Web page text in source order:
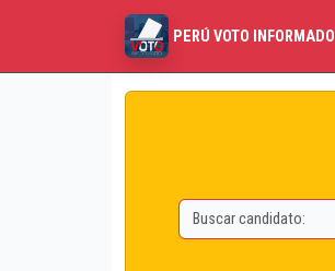
PERÚ VOTO INFORMADO